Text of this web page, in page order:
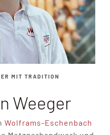
MIT TRADITION
Weeger
Wolframs-Eschenbach